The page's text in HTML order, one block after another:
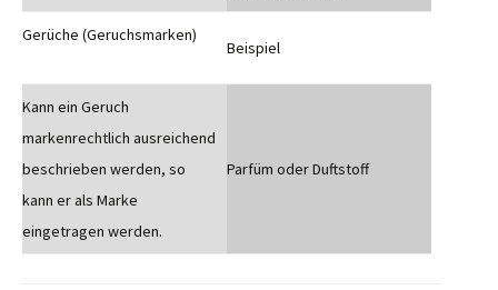
Gerüche (Geruchsmarken)
Beispiel
Kann ein Geruch
markenrechtlich ausreichend
beschrieben werden, so
kann er als Marke
eingetragen werden.
Parfüm oder Duftstoff